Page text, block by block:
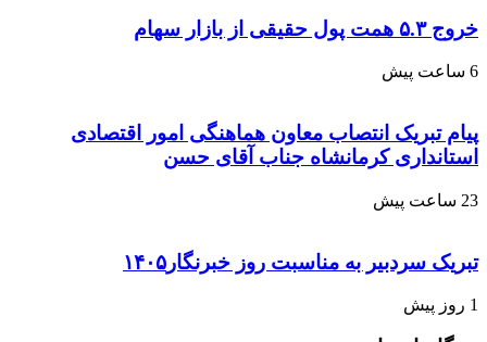
خروج ۵.۳ همت پول حقیقی از بازار سهام
6 ساعت پیش
پیام تبریک انتصاب معاون هماهنگی امور اقتصادی
استانداری کرمانشاه جناب آقای حسن
23 ساعت پیش
تبریک سردبیر به مناسبت روز خبرنگار۱۴۰۵
1 روز پیش